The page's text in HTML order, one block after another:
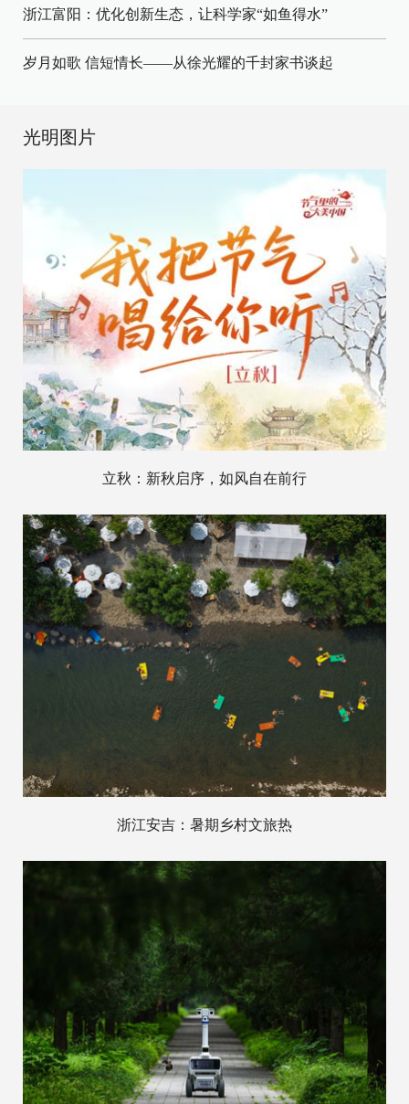
浙江富阳：优化创新生态，让科学家“如鱼得水”
岁月如歌 信短情长——从徐光耀的千封家书谈起
光明图片
立秋：新秋启序，如风自在前行
浙江安吉：暑期乡村文旅热